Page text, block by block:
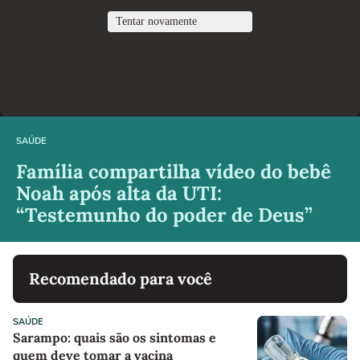
SAÚDE
Família compartilha vídeo do bebê
Noah após alta da UTI:
“Testemunho do poder de Deus”
Recomendado para você
SAÚDE
Sarampo: quais são os sintomas e
quem deve tomar a vacina